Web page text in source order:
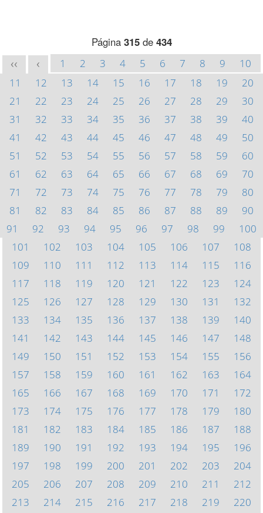
Página 315de 434
<< < 1 2 3 4 5 6 7 8 9
10
11
12 13 14 15 16 17 18 19
20
21
22 23 24 25 26 27 28 29
30
31
32 33 34 35 36 37 38 39
40
41
42 43 44 45 46 47 48 49
50
51
52 53 54 55 56 57 58 59
60
61
62 63 64 65 66 67 68 69
70
71
72 73 74 75 76 77 78 79
80
81
82 83 84 85 86 87 88 89
90
91
92 93 94 95 96 97 98 99
100
101
102 103 104 105 106 107
108
109
110 111 112 113 114 115
116
117
118 119 120 121 122 123
124
125
126 127 128 129 130 131
132
133
134 135 136 137 138 139
140
141
142 143 144 145 146 147
148
149
150 151 152 153 154 155
156
157
158 159 160 161 162 163
164
165
166 167 168 169 170 171
172
173
174 175 176 177 178 179
180
181
182 183 184 185 186 187
188
189
190 191 192 193 194 195
196
197
198 199 200 201 202 203
204
205
206 207 208 209 210 211
212
213
214 215 216 217 218 219
220